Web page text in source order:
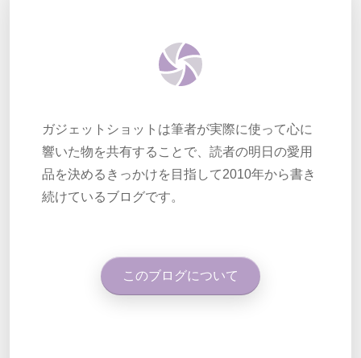
ガジェットショットは筆者が実際に使って心に
響いた物を共有することで、読者の明日の愛用
品を決めるきっかけを目指して2010年から書き
続けているブログです。
このブログについて